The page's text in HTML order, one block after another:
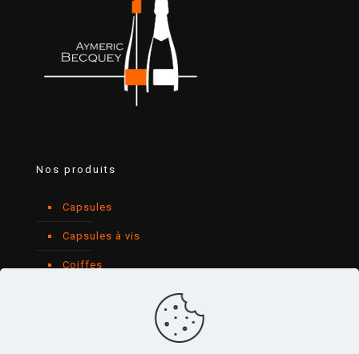
Nos produits
Capsules
Capsules à vis
Coiffes